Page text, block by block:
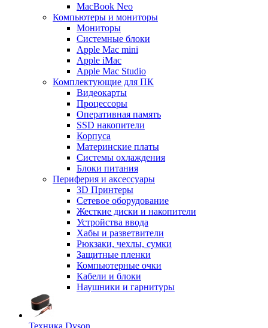
MacBook Neo
Компьютеры и мониторы
Мониторы
Системные блоки
Apple Mac mini
Apple iMac
Apple Mac Studio
Комплектующие для ПК
Видеокарты
Процессоры
Оперативная память
SSD накопители
Корпуса
Материнские платы
Системы охлаждения
Блоки питания
Периферия и аксессуары
3D Принтеры
Сетевое оборудование
Жесткие диски и накопители
Устройства ввода
Хабы и разветвители
Рюкзаки, чехлы, сумки
Защитные пленки
Компьютерные очки
Кабели и блоки
Наушники и гарнитуры
Техника Dyson